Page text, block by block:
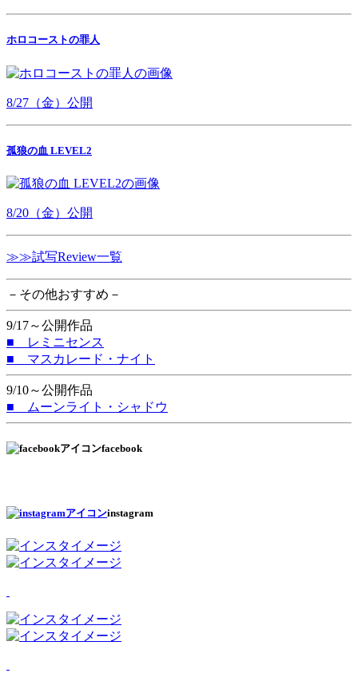
ホロコーストの罪人
8/27（金）公開
孤狼の血 LEVEL2
8/20（金）公開
≫≫試写Review一覧
－その他おすすめ－
9/17～公開作品
■ レミニセンス
■ マスカレード・ナイト
9/10～公開作品
■ ムーンライト・シャドウ
facebook
instagram